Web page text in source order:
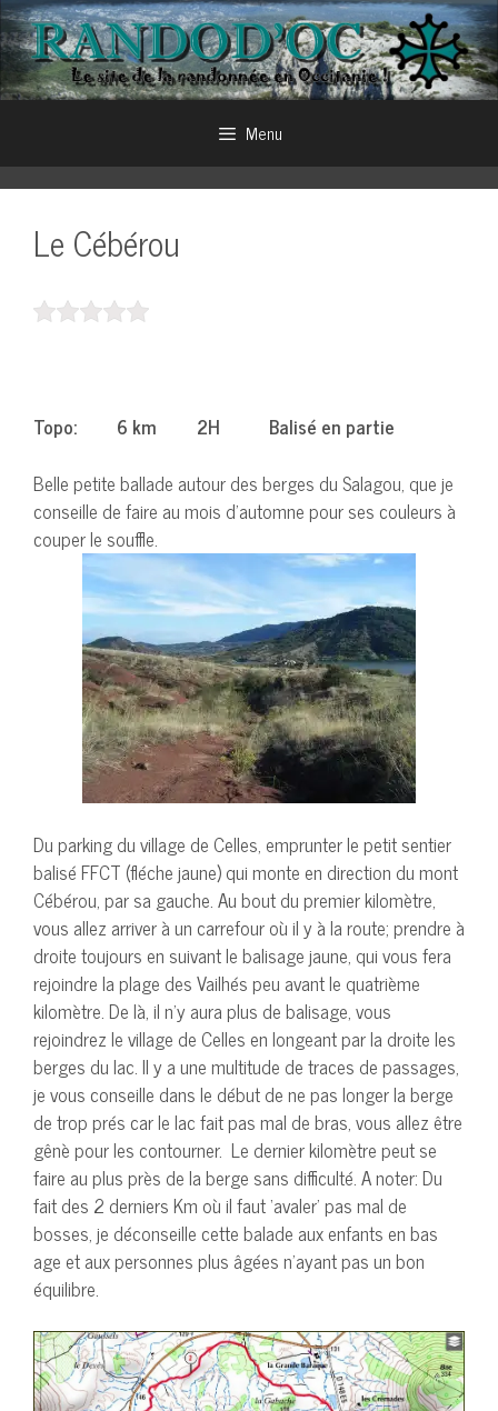
Aller
au
contenu
Menu
Le Cébérou
Topo: 6 km 2H Balisé en partie
Belle petite ballade autour des berges du Salagou, que je
conseille de faire au mois d’automne pour ses couleurs à
couper le souffle.
Du parking du village de Celles, emprunter le petit sentier
balisé FFCT (fléche jaune) qui monte en direction du mont
Cébérou, par sa gauche. Au bout du premier kilomètre,
vous allez arriver à un carrefour où il y à la route; prendre à
droite toujours en suivant le balisage jaune, qui vous fera
rejoindre la plage des Vailhés peu avant le quatrième
kilomètre. De là, il n’y aura plus de balisage, vous
rejoindrez le village de Celles en longeant par la droite les
berges du lac. Il y a une multitude de traces de passages,
je vous conseille dans le début de ne pas longer la berge
de trop prés car le lac fait pas mal de bras, vous allez être
gênè pour les contourner. Le dernier kilomètre peut se
faire au plus près de la berge sans difficulté. A noter: Du
fait des 2 derniers Km où il faut ‘avaler’ pas mal de
bosses, je déconseille cette balade aux enfants en bas
age et aux personnes plus âgées n’ayant pas un bon
équilibre.